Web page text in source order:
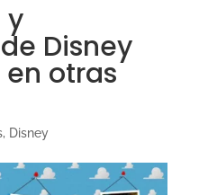
y
Disney
otras
, Disney